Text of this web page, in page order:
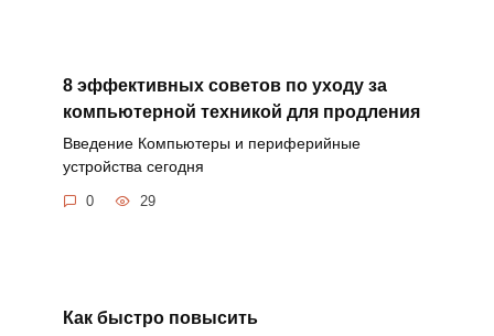
8 эффективных советов по уходу за
компьютерной техникой для продления
Введение Компьютеры и периферийные
устройства сегодня
0 29
Как быстро повысить